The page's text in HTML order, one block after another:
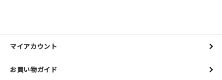
マイアカウント
お買い物ガイド